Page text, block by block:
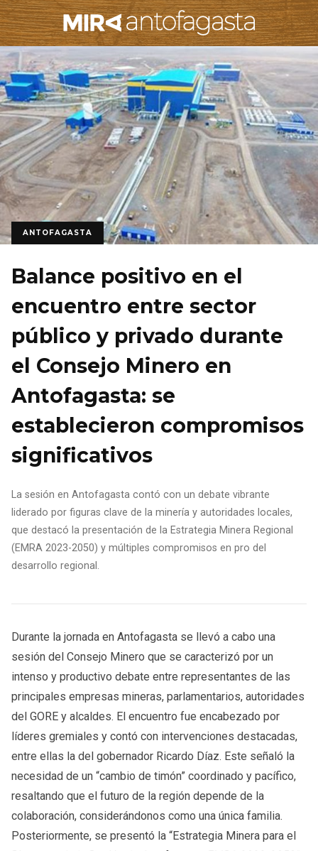
ANTOFAGASTA
Balance positivo en el
encuentro entre sector
público y privado durante
el Consejo Minero en
Antofagasta: se
establecieron compromisos
significativos
La sesión en Antofagasta contó con un debate vibrante
liderado por figuras clave de la minería y autoridades locales,
que destacó la presentación de la Estrategia Minera Regional
(EMRA 2023-2050) y múltiples compromisos en pro del
desarrollo regional.
Durante la jornada en Antofagasta se llevó a cabo una
sesión del Consejo Minero que se caracterizó por un
intenso y productivo debate entre representantes de las
principales empresas mineras, parlamentarios, autoridades
del GORE y alcaldes. El encuentro fue encabezado por
líderes gremiales y contó con intervenciones destacadas,
entre ellas la del gobernador Ricardo Díaz. Este señaló la
necesidad de un “cambio de timón” coordinado y pacífico,
resaltando que el futuro de la región depende de la
colaboración, considerándonos como una única familia.
Posteriormente, se presentó la “Estrategia Minera para el